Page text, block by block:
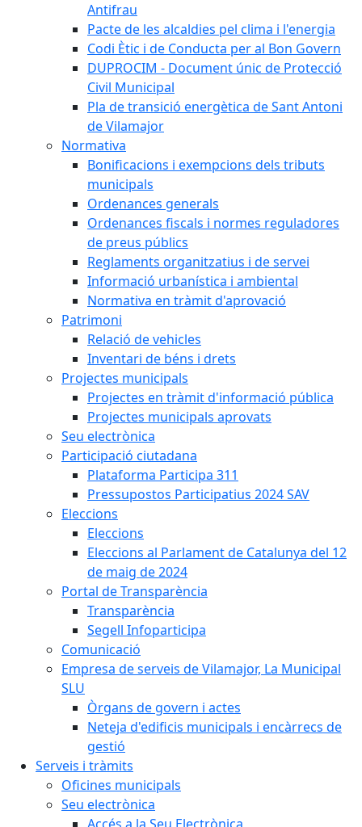
Antifrau
Pacte de les alcaldies pel clima i l'energia
Codi Ètic i de Conducta per al Bon Govern
DUPROCIM - Document únic de Protecció
Civil Municipal
Pla de transició energètica de Sant Antoni
de Vilamajor
Normativa
Bonificacions i exempcions dels tributs
municipals
Ordenances generals
Ordenances fiscals i normes reguladores
de preus públics
Reglaments organitzatius i de servei
Informació urbanística i ambiental
Normativa en tràmit d'aprovació
Patrimoni
Relació de vehicles
Inventari de béns i drets
Projectes municipals
Projectes en tràmit d'informació pública
Projectes municipals aprovats
Seu electrònica
Participació ciutadana
Plataforma Participa 311
Pressupostos Participatius 2024 SAV
Eleccions
Eleccions
Eleccions al Parlament de Catalunya del 12
de maig de 2024
Portal de Transparència
Transparència
Segell Infoparticipa
Comunicació
Empresa de serveis de Vilamajor, La Municipal
SLU
Òrgans de govern i actes
Neteja d'edificis municipals i encàrrecs de
gestió
Serveis i tràmits
Oficines municipals
Seu electrònica